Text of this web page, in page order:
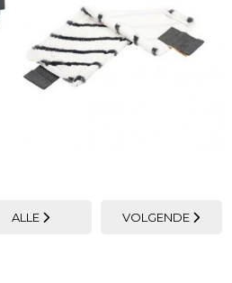
ALLE VOLGENDE